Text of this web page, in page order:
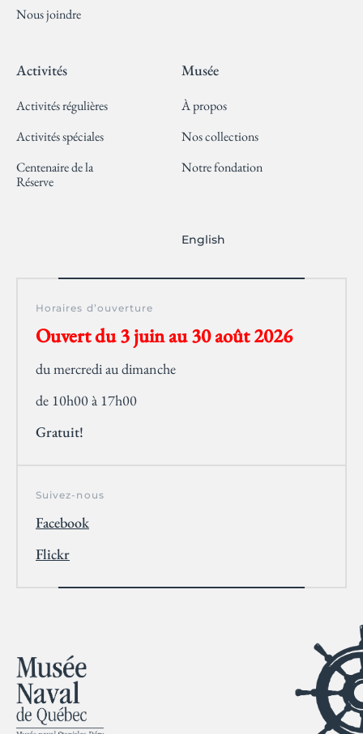
Nous joindre
Activités
Activités régulières
Activités spéciales
Centenaire de la
Réserve
Musée
À propos
Nos collections
Notre fondation
English
Horaires d’ouverture
Ouvert du 3 juin au 30 août 2026
du mercredi au dimanche
de 10h00 à 17h00
Gratuit!
Suivez-nous
Facebook
Flickr